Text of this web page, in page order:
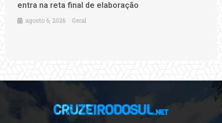
entra na reta final de elaboração
agosto 6, 2026 Geral